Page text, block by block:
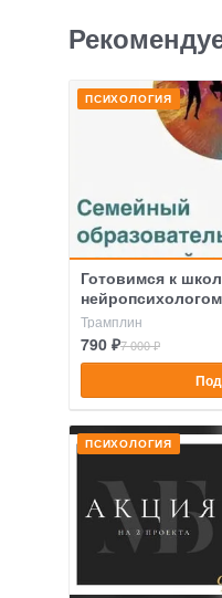
ПСИХОЛОГИЯ
Готовимся к
нейропсихологом
Трамплин
790 ₽7 000 ₽
ПСИХОЛОГИЯ